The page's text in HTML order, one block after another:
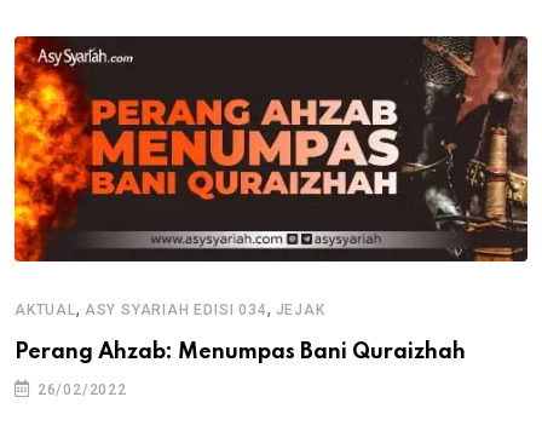
AKTUAL, ASY SYARIAH EDISI 034, JEJAK
Perang Ahzab: Menumpas Bani Quraizhah
26/02/2022